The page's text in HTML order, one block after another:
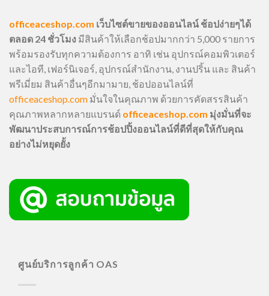
officeaceshop.com เว็บไซต์ขายของออนไลน์ ช้อปง่ายๆได้
ตลอด 24 ชั่วโมง มีสินค้าให้เลือกช้อปมากกว่า 5,000 รายการ
พร้อมรองรับทุกความต้องการ อาทิ เช่น อุปกรณ์คอมพิวเตอร์
และไอที, เฟอร์นิเจอร์, อุปกรณ์สำนักงาน, งานปริ้น และ สินค้า
พรีเมี่ยม สินค้าอื่นๆอีกมามาย, ช้อปออนไลน์ที่
officeaceshop.com มั่นใจในคุณภาพ ด้วยการคัดสรรสินค้า
คุณภาพหลากหลายแบรนด์ officeaceshop.com มุ่งมั่นที่จะ
พัฒนาประสบการณ์การช้อปปิ้งออนไลน์ที่ดีที่สุดให้กับคุณ
อย่างไม่หยุดยั้ง
ศูนย์บริการลูกค้า OAS